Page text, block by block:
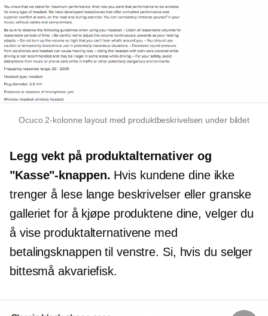
Ocuco2-kolonne layout med produktbeskrivelsen under bildet
Legg vekt på produktalternativer og
"Kasse"-knappen. Hvis kundene dine ikke
trenger å lese lange beskrivelser eller granske
galleriet for å kjøpe produktene dine, velger du
å vise produktalternativene med
betalingsknappen til venstre. Si, hvis du selger
bittesmå akvariefisk.